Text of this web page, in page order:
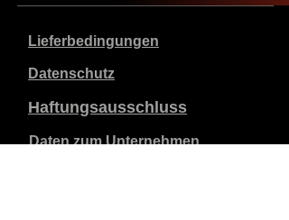
Lieferbedingungen
Datenschutz
Haftungsausschluss
Daten zum Unternehmen